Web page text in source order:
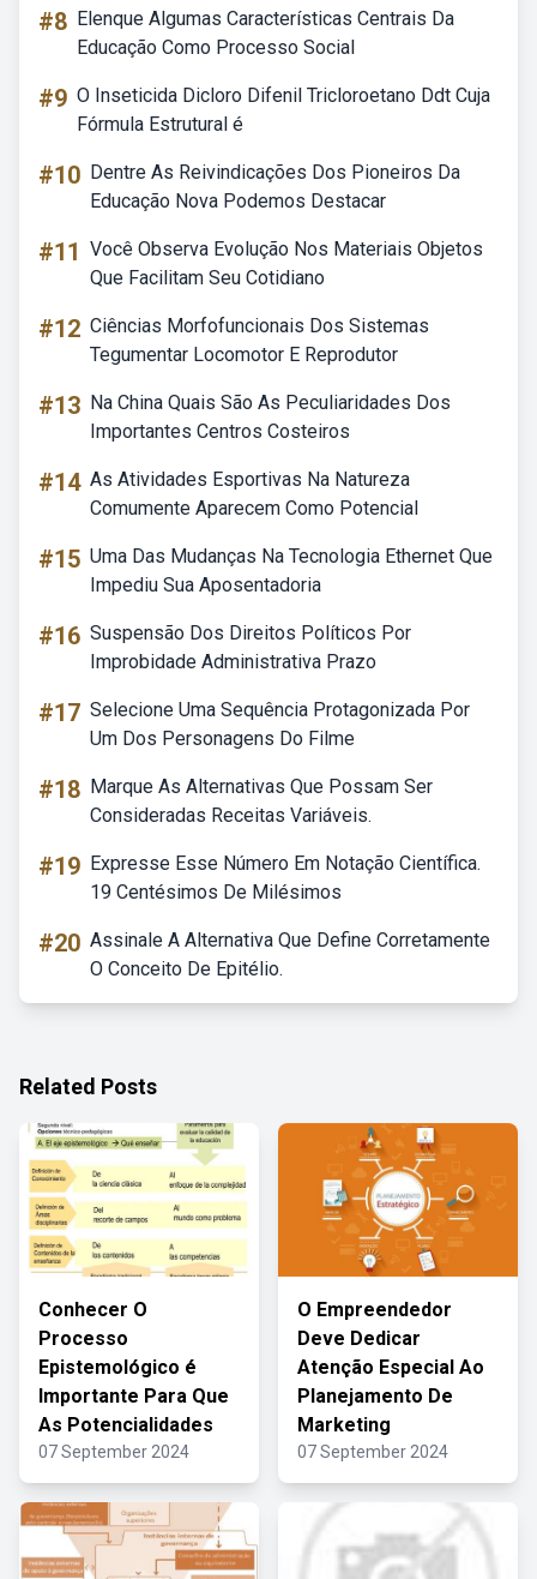
#8 Elenque Algumas Características Centrais Da
Educação Como Processo Social
#9 O Inseticida Dicloro Difenil Tricloroetano Ddt Cuja
Fórmula Estrutural é
#10 Dentre As Reivindicações Dos Pioneiros Da
Educação Nova Podemos Destacar
#11 Você Observa Evolução Nos Materiais Objetos
Que Facilitam Seu Cotidiano
#12 Ciências Morfofuncionais Dos Sistemas
Tegumentar Locomotor E Reprodutor
#13 Na China Quais São As Peculiaridades Dos
Importantes Centros Costeiros
#14 As Atividades Esportivas Na Natureza
Comumente Aparecem Como Potencial
#15 Uma Das Mudanças Na Tecnologia Ethernet Que
Impediu Sua Aposentadoria
#16 Suspensão Dos Direitos Políticos Por
Improbidade Administrativa Prazo
#17 Selecione Uma Sequência Protagonizada Por
Um Dos Personagens Do Filme
#18 Marque As Alternativas Que Possam Ser
Consideradas Receitas Variáveis.
#19 Expresse Esse Número Em Notação Científica.
19 Centésimos De Milésimos
#20 Assinale A Alternativa Que Define Corretamente
O Conceito De Epitélio.
Related Posts
Conhecer O
Processo
Epistemológico é
Importante Para Que
As Potencialidades
07 September 2024
O Empreendedor
Deve Dedicar
Atenção Especial Ao
Planejamento De
Marketing
07 September 2024